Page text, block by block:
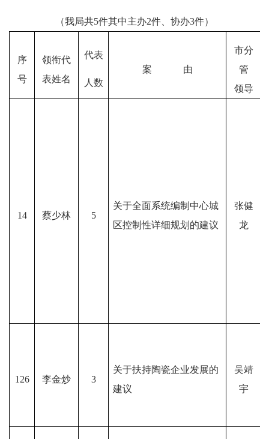
（我局共5件其中主办2件、 协办3件）
序
号
领衔代
表姓名
代表
人数
案 由
市分
管
领导
14 蔡少林 5
关于全面系统编制中心城
区控制性详细规划的建议
张健
龙
126 李金炒 3
关于扶持陶瓷企业发展的
建议
吴靖
宇